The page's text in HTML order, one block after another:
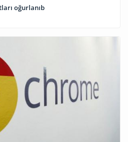
oğurlanıb